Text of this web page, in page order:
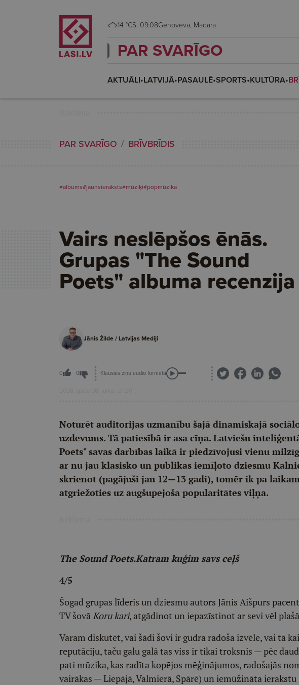
14 °CS. 09.08 Genoveva, Madara
PAR SVARĪGO
AKTUĀLI•LATVIJĀ•PASAULĒ•SPORTS•KULTŪRA•
PAR SVARĪGO BRĪVBRĪDIS
#albums#jaunsieraksts#mūziķi#popmūzika
Vairs neslēpšos ēnās.
Grupas "The Sound
Poets" albuma recenzija
Jānis Žilde / Latvijas Mediji
0 0 Klausies ziņu audio formātā
2026. gada 08. jūnijs, 21:20
Noturēt auditorijas uzmanību šajā dinamiskajā
uzdevums. Tā patiesībā ir asa cīņa. Latviešu
Poets" savas darbības laikā ir piedzīvojusi vienu
ar nu jau klasisko un publikas iemīļoto dziesmu
skrienot (pagājuši jau 12—13 gadi), tomēr ik pa
atgriežoties uz augšupejoša popularitātes viļņa.
The Sound Poets.Katram kuģim savs ceļš
4/5
Šogad grupas līderis un dziesmu autors Jānis Aišpurs
TV šovāKoru kari, atgādinot un iepazīstinot ar sevi vēl
Varam diskutēt, vai šādi šovi ir gudra radoša izvēle, vai tā
reputāciju, taču galu galā tas viss ir tikai troksnis — pēc
pati mūzika, kas radīta kopējos mēģinājumos, radošajās
vairākas — Liepājā, Valmierā, Spārē) un iemūžināta